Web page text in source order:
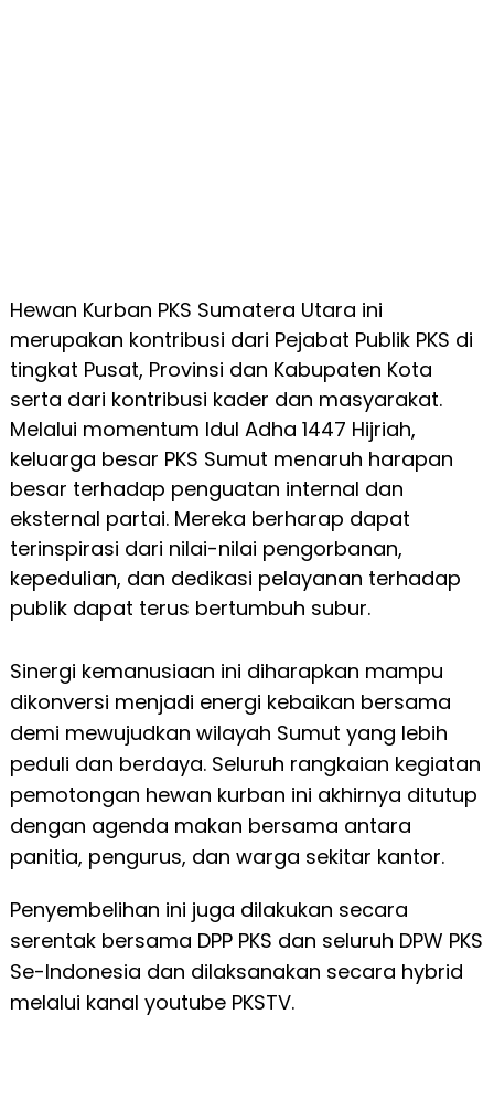
Hewan Kurban PKS Sumatera Utara ini
merupakan kontribusi dari Pejabat Publik PKS di
tingkat Pusat, Provinsi dan Kabupaten Kota
serta dari kontribusi kader dan masyarakat.
Melalui momentum Idul Adha 1447 Hijriah,
keluarga besar PKS Sumut menaruh harapan
besar terhadap penguatan internal dan
eksternal partai. Mereka berharap dapat
terinspirasi dari nilai-nilai pengorbanan,
kepedulian, dan dedikasi pelayanan terhadap
publik dapat terus bertumbuh subur.
Sinergi kemanusiaan ini diharapkan mampu
dikonversi menjadi energi kebaikan bersama
demi mewujudkan wilayah Sumut yang lebih
peduli dan berdaya. Seluruh rangkaian kegiatan
pemotongan hewan kurban ini akhirnya ditutup
dengan agenda makan bersama antara
panitia, pengurus, dan warga sekitar kantor.
Penyembelihan ini juga dilakukan secara
serentak bersama DPP PKS dan seluruh DPW PKS
Se-Indonesia dan dilaksanakan secara hybrid
melalui kanal youtube PKSTV.